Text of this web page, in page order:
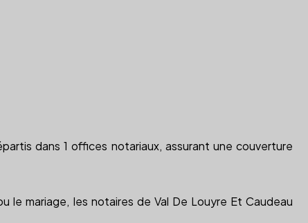
dans 1 offices notariaux, assurant une couverture
le mariage, les notaires de Val De Louyre Et Caudeau